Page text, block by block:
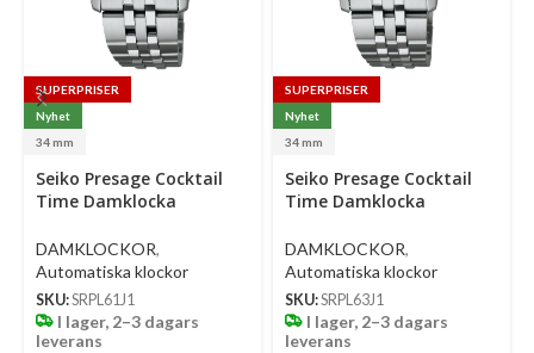
SUPERPRISER
Nyhet
34 mm
Select
options
Seiko Presage Cocktail
Time Damklocka
Ljusblå Urtavla Med
Diamanter Och Stållänk
DAMKLOCKOR,
Automatiska klockor
SKU:SRPL61J1
I lager, 2–3 dagars
leverans
SUPERPRISER
Nyhet
34 mm
Select
options
Seiko Presage Cocktail
Time Damklocka
Ljusgrön Urtavla Med
Diamanter Och Stållänk
DAMKLOCKOR,
Automatiska klockor
SKU:SRPL63J1
I lager, 2–3 dagars
leverans